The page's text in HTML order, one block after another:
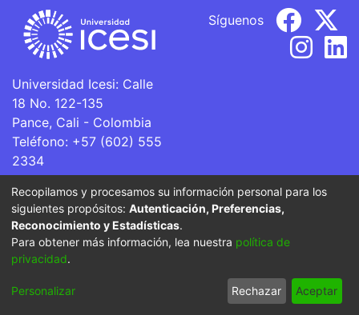
Universidad Icesi: Calle
18 No. 122-135
Pance, Cali - Colombia
Teléfono: +57 (602) 555
2334
ventanillaunica@icesi.edu.co
Síguenos
La Universidad Icesi es una Institución de Educación
Superior que se encuentra sujeta a inspección y vigilancia
por parte del Ministerio de Educación Nacional.
Cookie
End User
Agreement
Send
Feedback
Recopilamos y procesamos su información personal para los
siguientes propósitos: Autenticación, Preferencias,
Reconocimiento y Estadísticas.
Para obtener más información, lea nuestra política de
privacidad.
Personalizar Rechazar Aceptar